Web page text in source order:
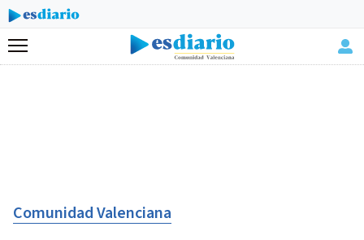
Menú
Comunidad Valenciana